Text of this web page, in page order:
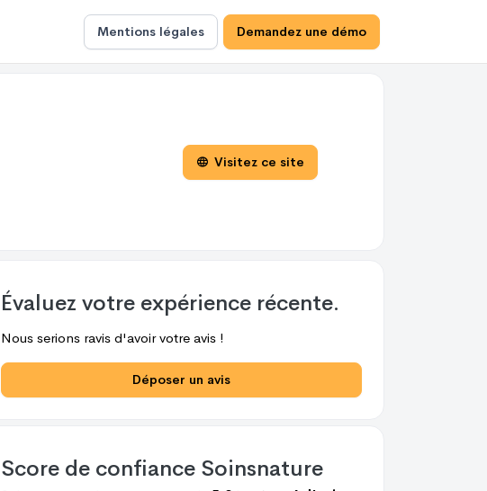
Mentions légales Demandez une démo
Visitez ce site
Évaluez votre expérience récente.
Nous serions ravis d'avoir votre avis !
Déposer un avis
Score de confiance Soinsnature